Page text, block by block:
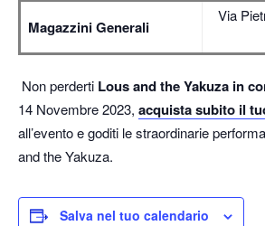
Magazzini Generali
Via
Non perderti Lous and the Yakuza in
14 Novembre 2023, acquista subito il
all’evento e goditi le straordinarie
and the Yakuza.
Salva nel tuo calendario